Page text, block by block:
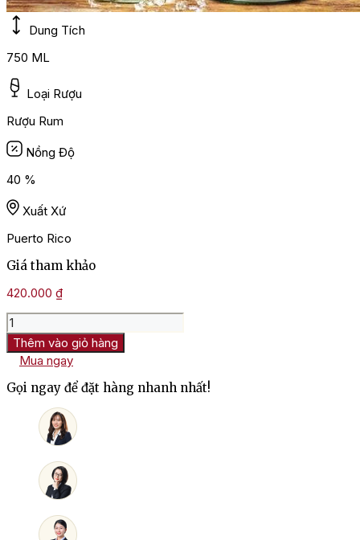
Dung Tích
750 ML
Loại Rượu
Rượu Rum
Nồng Độ
40 %
Xuất Xứ
Puerto Rico
Giá tham khảo
420.000 ₫
Rượu
Bacardi
Carta
Blanca
Superior
White
Thêm vào giỏ hàng
Mua ngay
Gọi ngay để đặt hàng nhanh nhất!